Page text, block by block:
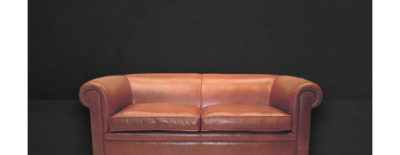
können
auf
der
Produktseite